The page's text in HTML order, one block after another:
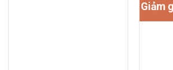
Giảm